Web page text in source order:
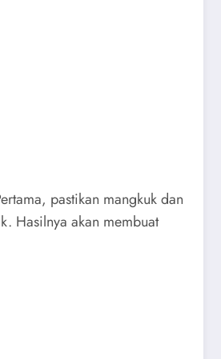
pastikan mangkuk dan
Hasilnya akan membuat